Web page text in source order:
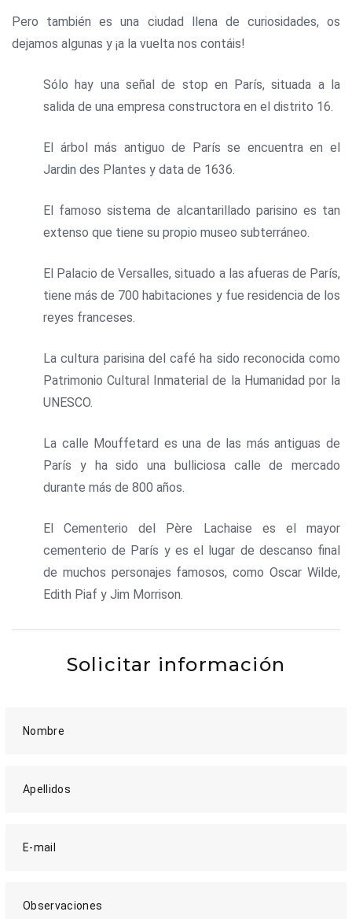
Pero también es una ciudad llena de curiosidades, os
dejamos algunas y ¡a la vuelta nos contáis!
Sólo hay una señal de stop en París, situada a la
salida de una empresa constructora en el distrito 16.
El árbol más antiguo de París se encuentra en el
Jardin des Plantes y data de 1636.
El famoso sistema de alcantarillado parisino es tan
extenso que tiene su propio museo subterráneo.
El Palacio de Versalles, situado a las afueras de París,
tiene más de 700 habitaciones y fue residencia de los
reyes franceses.
La cultura parisina del café ha sido reconocida como
Patrimonio Cultural Inmaterial de la Humanidad por la
UNESCO.
La calle Mouffetard es una de las más antiguas de
París y ha sido una bulliciosa calle de mercado
durante más de 800 años.
El Cementerio del Père Lachaise es el mayor
cementerio de París y es el lugar de descanso final
de muchos personajes famosos, como Oscar Wilde,
Edith Piaf y Jim Morrison.
Solicitar información
Nombre
Apellidos
E-mail
Observaciones